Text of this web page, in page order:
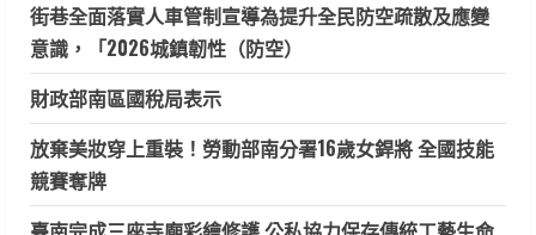
街巷全面落實人車管制宣導為提升全民防空疏散及應變
意識，「2026城鎮韌性（防空）
財政部南區國稅局表示
放棄美妝穿上重裝！勞動部南分署16歲女銲將 全國技能
競賽奪牌